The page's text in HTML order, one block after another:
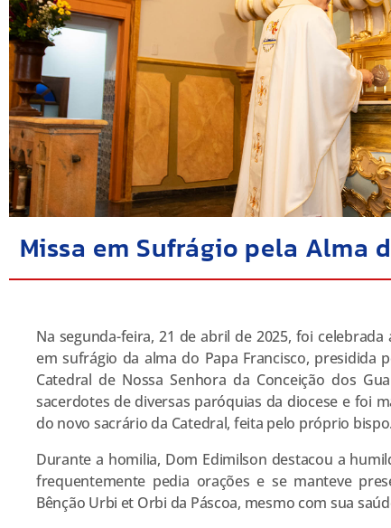
Missa em Sufrágio pela Alma
Na segunda-feira, 21 de abril de 2025, foi celebrada
em sufrágio da alma do Papa Francisco, presidida
Catedral de Nossa Senhora da Conceição dos
sacerdotes de diversas paróquias da diocese e foi
do novo sacrário da Catedral, feita pelo próprio bispo.
Durante a homilia, Dom Edimilson destacou a
frequentemente pedia orações e se manteve
Bênção Urbi et Orbi da Páscoa, mesmo com sua